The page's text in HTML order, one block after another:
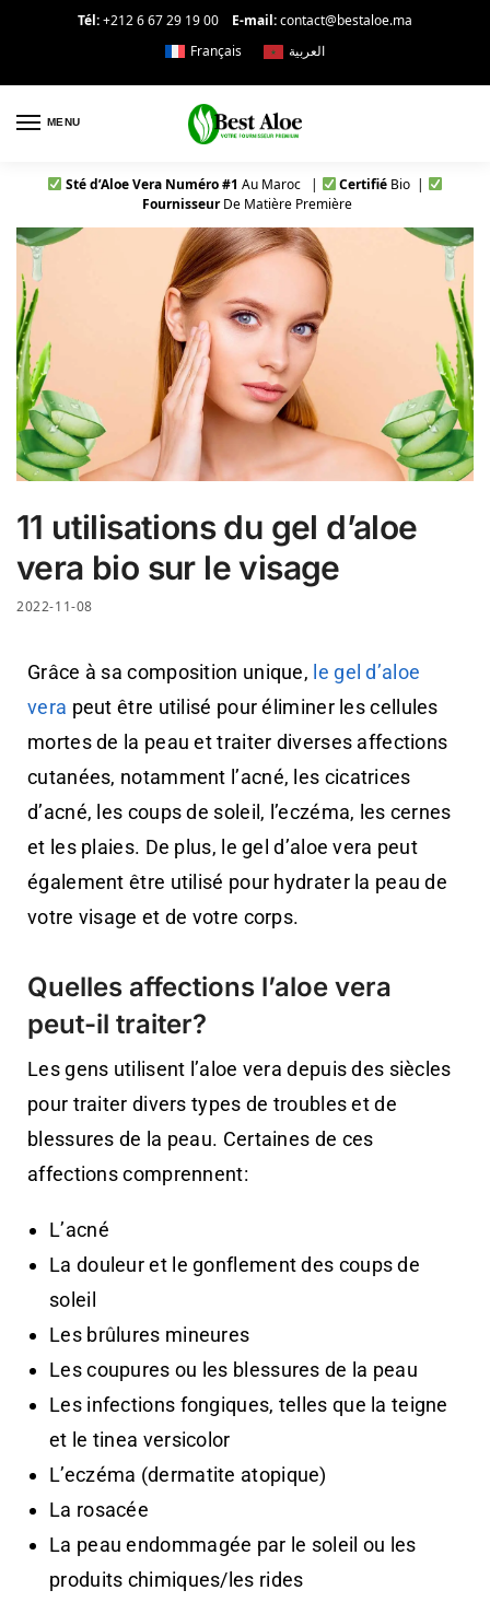
Tél:+212 6 67 29 19 00 E-mail:contact@bestaloe.ma
Français
العربية
MENU
Sté d’Aloe Vera Numéro #1 Au Maroc | Certifié Bio |
FournisseurDe Matière Première
11 utilisations du gel d’aloe
vera bio sur le visage
2022-11-08
Grâce à sa composition unique, le gel d’aloe
vera peut être utilisé pour éliminer les cellules
mortes de la peau et traiter diverses affections
cutanées, notamment l’acné, les cicatrices
d’acné, les coups de soleil, l’eczéma, les cernes
et les plaies. De plus, le gel d’aloe vera peut
également être utilisé pour hydrater la peau de
votre visage et de votre corps.
Quelles affections l’aloe vera
peut-il traiter?
Les gens utilisent l’aloe vera depuis des siècles
pour traiter divers types de troubles et de
blessures de la peau. Certaines de ces
affections comprennent:
L’acné
La douleur et le gonflement des coups de
soleil
Les brûlures mineures
Les coupures ou les blessures de la peau
Les infections fongiques, telles que la teigne
et le tinea versicolor
L’eczéma (dermatite atopique)
La rosacée
La peau endommagée par le soleil ou les
produits chimiques/les rides